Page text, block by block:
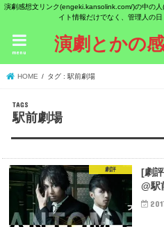
演劇感想文リンク(engeki.kansolink.com/)の中の
イト情報だけでなく、管理人の日
演劇とかの
menu
HOME タグ : 駅前劇場
駅前劇場
劇評
[劇
@駅